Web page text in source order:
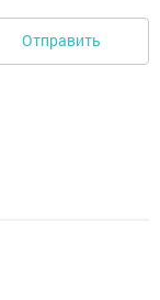
Отправить